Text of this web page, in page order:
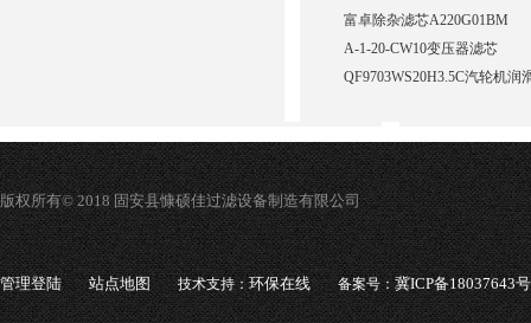
富卓除杂滤芯A220G01BM
A-1-20-CW10变压器滤芯
QF9703WS20H3.5C汽轮机润
版权所有© 2018 固安县慷硕佳过滤设备制造有限公司
管理登陆 站点地图 技术支持：环保在线 备案号：冀ICP备18037643